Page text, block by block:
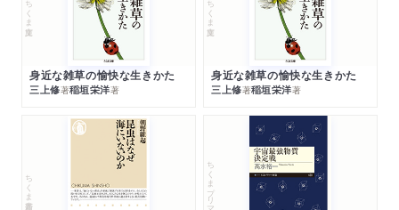
ちくま文庫
身近な雑草の愉快な生きかた
三上修著稲垣栄洋著
ちくま文庫
身近な雑草の愉快な生きかた
三上修著稲垣栄洋著
ちくま新書 ちくまプリマー新書